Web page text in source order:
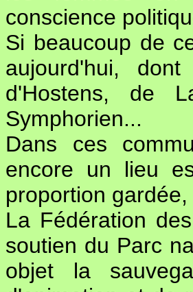
conscience
Si beaucoup de
aujourd'hui,
d'Hostens, de
Symphorien...
Dans ces
encore un lieu
proportion
La Fédération
soutien du Parc
objet la